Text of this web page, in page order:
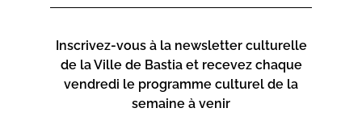
Inscrivez-vous à la newsletter culturelle
de la Ville de Bastia et recevez chaque
vendredi le programme culturel de la
semaine à venir